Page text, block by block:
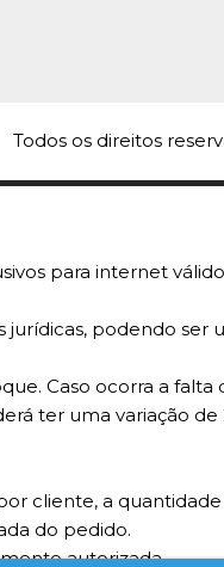
Todos os direitos
para internet
jurídicas, podendo
Caso ocorra a
ter uma variação
cliente, a
do pedido.
autorizada.